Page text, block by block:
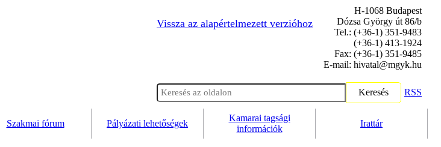
Vissza az alapértelmezett verzióhoz
H-1068 Budapest
Dózsa György út 86/b
Tel.: (+36-1) 351-9483
(+36-1) 413-1924
Fax: (+36-1) 351-9485
E-mail: hivatal@mgyk.hu
Keresés RSS
Szakmai fórum Pályázati lehetőségek
Kamarai tagsági
információk
Irattár